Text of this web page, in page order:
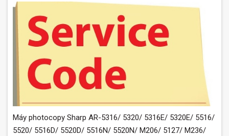
Máy photocopy Sharp AR-5316/ 5320/ 5316E/ 5320E/ 5516/
5520/ 5516D/ 5520D/ 5516N/ 5520N/ M206/ 5127/ M236/